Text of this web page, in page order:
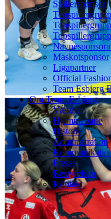
Spillersponsor
Maskotsponsor
Ligapartner
Official
Team Esbjerg
Om Team Esbjerg
Værdier
Hjemmebane
Historie
Administration
Presse
Bestyrelsen
Kontakt